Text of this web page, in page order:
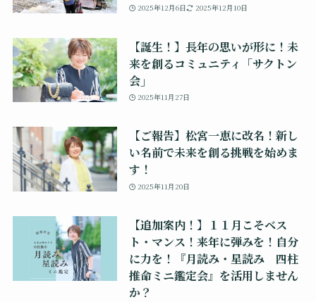
2025年12月6日 2025年12月10日
【誕生！】長年の思いが形に！未
来を創るコミュニティ「サクトン
会」
2025年11月27日
【ご報告】松宮一恵に改名！新し
い名前で未来を創る挑戦を始めま
す！
2025年11月20日
【追加案内！】１１月こそベス
ト・マンス！来年に弾みを！自分
に力を！『月読み・星読み 四柱
推命ミニ鑑定会』を活用しません
か？